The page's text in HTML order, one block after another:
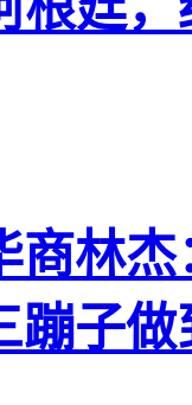
商林
蹦子